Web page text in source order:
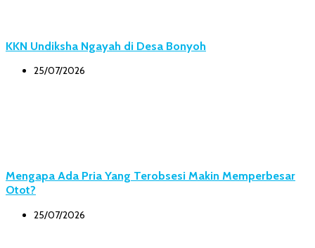
KKN Undiksha Ngayah di Desa Bonyoh
25/07/2026
Mengapa Ada Pria Yang Terobsesi Makin Memperbesar
Otot?
25/07/2026